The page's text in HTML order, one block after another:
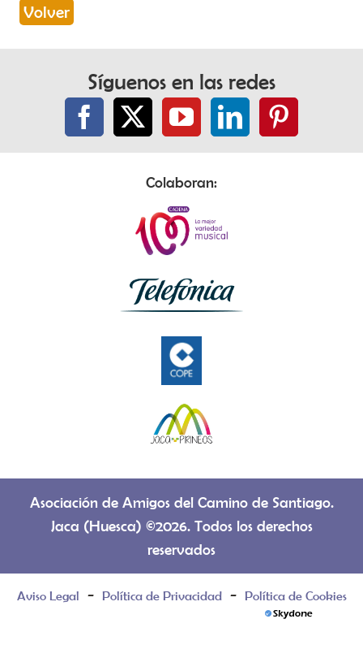
Volver
Síguenos en las redes
Colaboran:
Asociación de Amigos del Camino de Santiago.
Jaca (Huesca) ©2026. Todos los derechos
reservados
Aviso Legal - Política de Privacidad - Política de Cookies